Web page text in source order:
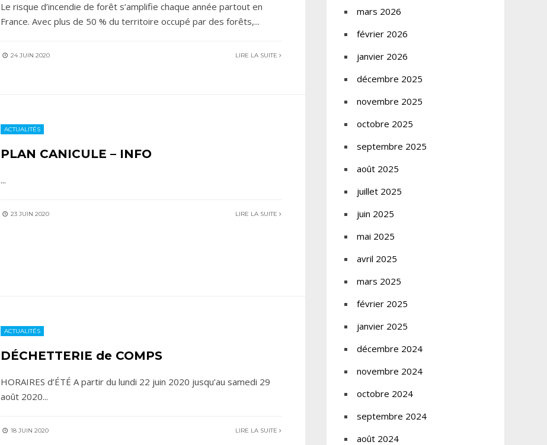
Le risque d’incendie de forêt s’amplifie chaque année partout en
France. Avec plus de 50 % du territoire occupé par des forêts,...
24 JUIN 2020 LIRE LA SUITE
ACTUALITÉS
PLAN CANICULE – INFO
...
23 JUIN 2020 LIRE LA SUITE
ACTUALITÉS
DÉCHETTERIE de COMPS
HORAIRES d’ÉTÉ A partir du lundi 22 juin 2020 jusqu’au samedi 29
août 2020...
18 JUIN 2020 LIRE LA SUITE
mars 2026
février 2026
janvier 2026
décembre 2025
novembre 2025
octobre 2025
septembre 2025
août 2025
juillet 2025
juin 2025
mai 2025
avril 2025
mars 2025
février 2025
janvier 2025
décembre 2024
novembre 2024
octobre 2024
septembre 2024
août 2024